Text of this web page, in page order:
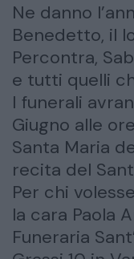
Ne danno
Benedetto, il
Percontra,
e tutti quelli
I funerali
Giugno alle
Santa Maria
recita del
Per chi
la cara Paola
Funeraria